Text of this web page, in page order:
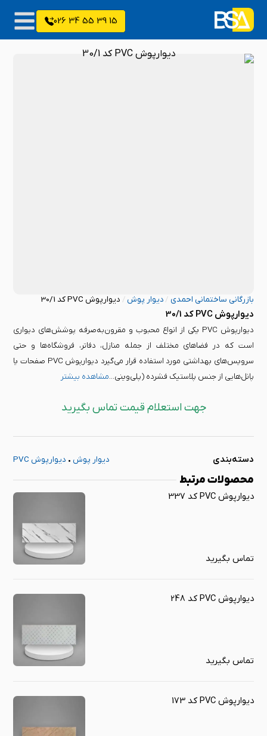
15 39 55 34 026
بازرگانی ساختمانی احمدی / دیوار پوش / دیوارپوش PVC کد 30/1
دیوارپوش PVC کد 30/1
دیوارپوش PVC یکی از انواع محبوب و مقرون‌به‌صرفه پوشش‌های دیواری
است که در فضاهای مختلف از جمله منازل، دفاتر، فروشگاه‌ها و حتی
سرویس‌های بهداشتی مورد استفاده قرار می‌گیرد دیوارپوش PVC صفحات یا
پانل‌هایی از جنس پلاستیک فشرده (پلی‌وینی...مشاهده بیشتر
جهت استعلام قیمت تماس بگیرید
دسته‌بندی دیوار پوش • دیوارپوش PVC
محصولات مرتبط
دیوارپوش PVC کد 337
تماس بگیرید
دیوارپوش PVC کد 248
تماس بگیرید
دیوارپوش PVC کد 173